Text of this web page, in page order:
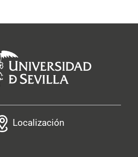
Localización